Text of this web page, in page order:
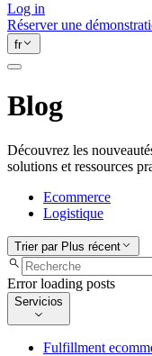
Log in
Réserver une
fr
Blog
Découvrez les
solutions et ressources
Ecommerce
Logistique
Trier par Plus récent
Error loading posts
Servicios
Fulfillment